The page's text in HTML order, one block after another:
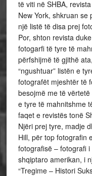
të viti në SHBA,
New York, shkruan se
një listë të disa prej
Por, shton revista
fotogarfi të tyre të
përfshijmë të gjithë
“ngushtuar” listën e
fotografët mjeshtër të
besojmë me të
e tyre të mahnitshme
faqet e revistës tonë
Njëri prej tyre, madje
Hill, për top fotografin
fotografisë – fotografi
shqiptaro amerikan, i
“Tregime – Histori